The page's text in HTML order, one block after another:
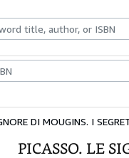
& Collectibles
DI MOUGINS. I
PICASSO. LE